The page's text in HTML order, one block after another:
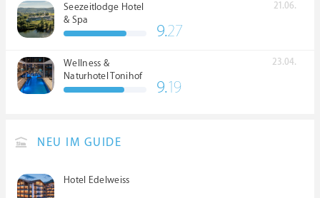
Seezeitlodge Hotel
& Spa
21.06.
9.27
Wellness &
Naturhotel Tonihof
****S
23.04.
9.19
NEU IM GUIDE
Hotel Edelweiss